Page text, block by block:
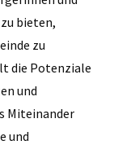
bieten,
zu
die Potenziale
und
Miteinander
und